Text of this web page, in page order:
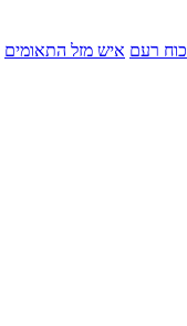
כוח רעם איש מזל התאומים